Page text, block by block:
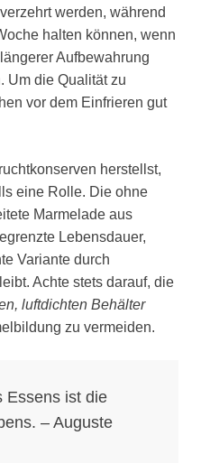
werden, während
halten können, wenn
Aufbewahrung
Um die Qualität zu
vor dem Einfrieren gut
herstellst,
eine Rolle. Die ohne
Marmelade aus
Lebensdauer,
Variante durch
Achte stets darauf, die
luftdichten Behälter
zu vermeiden.
Essens ist die
– Auguste